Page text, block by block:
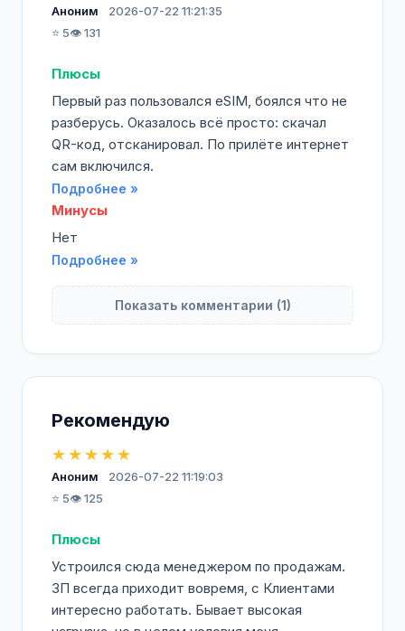
Аноним
2026-07-22 11:21:35
⭐ 5👁️ 131
Плюсы
Первый раз пользовался eSIM, боялся что не
разберусь. Оказалось всё просто: скачал
QR-код, отсканировал. По прилёте интернет
сам включился.
Подробнее »
Минусы
Нет
Подробнее »
Показать комментарии (1)
Рекомендую
★★★★★
Аноним
2026-07-22 11:19:03
⭐ 5👁️ 125
Плюсы
Устроился сюда менеджером по продажам.
ЗП всегда приходит вовремя, с Клиентами
интересно работать. Бывает высокая